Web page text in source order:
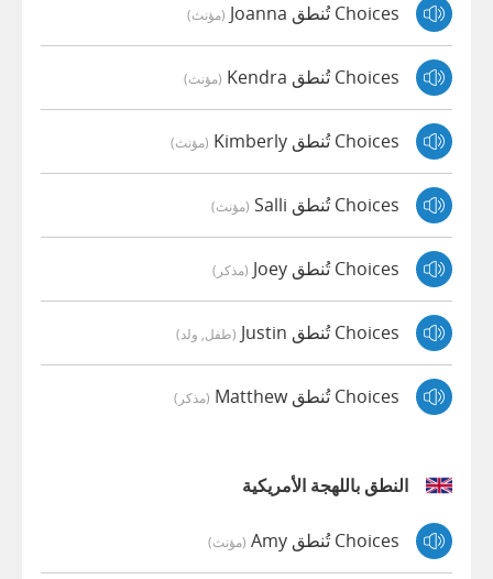
Choices تُنطق Joanna (مؤنث)
Choices تُنطق Kendra (مؤنث)
Choices تُنطق Kimberly (مؤنث)
Choices تُنطق Salli (مؤنث)
Choices تُنطق Joey (مذكر)
Choices تُنطق Justin (طفل, ولد)
Choices تُنطق Matthew (مذكر)
النطق باللهجة الأمريكية
Choices تُنطق Amy (مؤنث)